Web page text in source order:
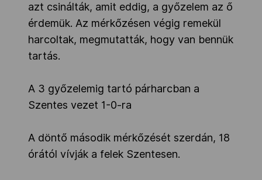
azt csinálták, amit eddig, a győzelem az ő
érdemük. Az mérkőzésen végig remekül
harcoltak, megmutatták, hogy van bennük
tartás.
A 3 győzelemig tartó párharcban a
Szentes vezet 1-0-ra
A döntő második mérkőzését szerdán, 18
órától vívják a felek Szentesen.